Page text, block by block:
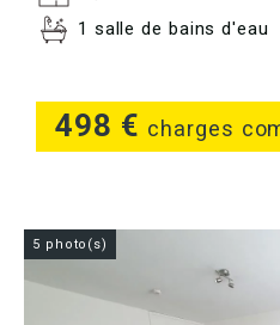
498 € charges
1 salle de bains d'eau
5 photo(s)